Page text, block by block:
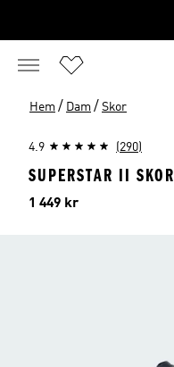
Hem / Dam / Skor
4.9 (290)
SUPERSTAR II SKOR
Pris
1 449 kr